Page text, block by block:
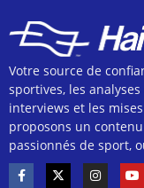
Votre source de
sportives, les
interviews et les
proposons un
passionnés de sport,